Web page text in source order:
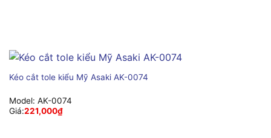
Kéo cắt tole kiểu Mỹ Asaki AK-0074
Model: AK-0074
Giá:221,000₫